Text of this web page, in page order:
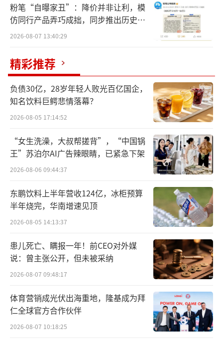
据悉，调查组在三地发现，涉事美宜佳门
店售卖的卷烟外包装仿真度极高，部分产品二
维码可正常跳转，但经烟草专卖局鉴定均为假
货。执法人员在10家门店累计查获问题卷烟至
少854包，其中佛山某门店单店查获294包。
报道称，第三方机构检测显示，这些假烟
瘾性，严重危害消费者健康。更令人担忧的
是，部分门店在首轮查处数天后仍继续售卖假
烟，店员坦言更换了供货商但无法保证正品。
事件曝光后，美宜佳当晚成立专项工作
组，于3月15日发布致歉声明。声明中，企业对
经营管理与监督管控方面存在漏洞，承诺对涉
事门店依法严肃处理，绝不姑息。目前，10家
曝光门店已全部停业核查，全国4万家门店正开
展“拉网式”排查，重点核查烟草制品进货渠
道合规性。
粉笔“自曝家丑”：降价并非让利，模
仿同行产品弄巧成拙，同步推出历史学
员退费方案
2026-08-07 13:40:29
精彩推荐
负债30亿，28岁年轻人败光百亿国企，
知名饮料巨鳄悲情落幕？
2026-08-05 17:14:52
“女生洗澡，大叔帮搓背”，“中国锅
王”苏泊尔AI广告辣眼睛，已紧急下架
2026-08-06 09:44:37
东鹏饮料上半年营收124亿，冰柜预算
半年烧完，华南增速见顶
2026-08-05 14:13:37
患儿死亡、瞒报一年！前CEO对外媒
说：曾主张公开，但未被采纳
2026-08-07 09:48:17
体育营销成光伏出海重地，隆基成为拜
仁全球官方合作伙伴
2026-08-07 10:18:25